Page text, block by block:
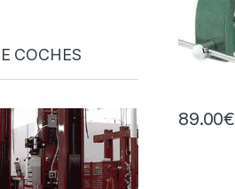
89.00€
COCHES